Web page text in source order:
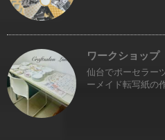
ワークショップ
仙台でポーセラー
ーメイド転写紙の